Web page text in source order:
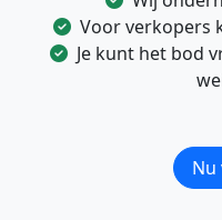
Voor verkopers
Je kunt het bod
Nu